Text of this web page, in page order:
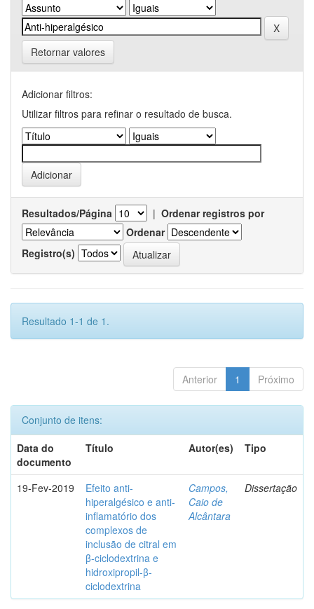
Retornar valores
Adicionar filtros:
Utilizar filtros para refinar o resultado de busca.
Resultados/Página | Ordenar registros por
Ordenar
Registro(s)
Resultado 1-1 de 1.
Anterior 1 Próximo
Conjunto de itens:
Data do
documento
Título Autor(es) Tipo
19-Fev-2019
Efeito anti-
hiperalgésico e anti-
inflamatório dos
complexos de
inclusão de citral em
β-ciclodextrina e
hidroxipropil-β-
ciclodextrina
Campos,
Caio de
Alcântara
Dissertação